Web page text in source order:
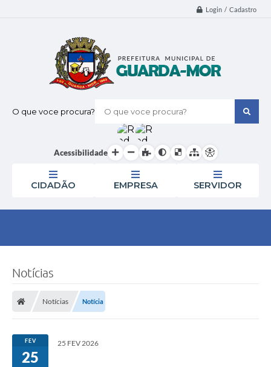
Login / Cadastro
O que voce procura?
Acessibilidade
CIDADÃO EMPRESA SERVIDOR
Notícias
Notícias Notícia
FEV
25
25 FEV 2026